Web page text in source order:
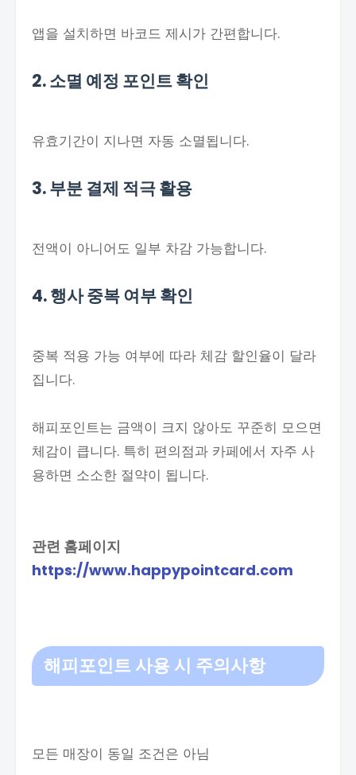
앱을 설치하면 바코드 제시가 간편합니다.
2. 소멸 예정 포인트 확인
유효기간이 지나면 자동 소멸됩니다.
3. 부분 결제 적극 활용
전액이 아니어도 일부 차감 가능합니다.
4. 행사 중복 여부 확인
중복 적용 가능 여부에 따라 체감 할인율이 달라
집니다.
해피포인트는 금액이 크지 않아도 꾸준히 모으면
체감이 큽니다. 특히 편의점과 카페에서 자주 사
용하면 소소한 절약이 됩니다.
관련 홈페이지
https://www.happypointcard.com
해피포인트 사용 시 주의사항
모든 매장이 동일 조건은 아님